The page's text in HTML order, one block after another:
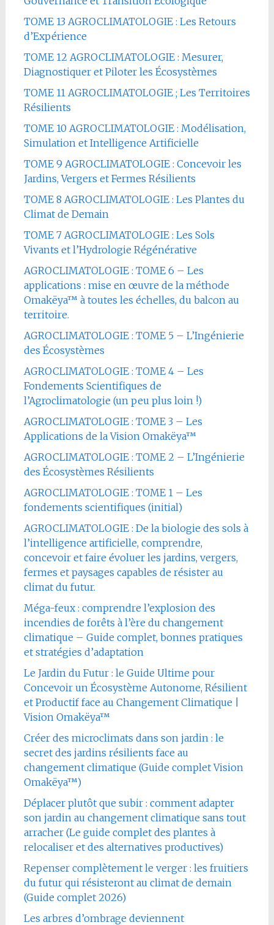
TOME 13 AGROCLIMATOLOGIE : Les Retours
d’Expérience
TOME 12 AGROCLIMATOLOGIE : Mesurer,
Diagnostiquer et Piloter les Écosystèmes
TOME 11 AGROCLIMATOLOGIE ; Les Territoires
Résilients
TOME 10 AGROCLIMATOLOGIE : Modélisation,
Simulation et Intelligence Artificielle
TOME 9 AGROCLIMATOLOGIE : Concevoir les
Jardins, Vergers et Fermes Résilients
TOME 8 AGROCLIMATOLOGIE : Les Plantes du
Climat de Demain
TOME 7 AGROCLIMATOLOGIE : Les Sols
Vivants et l’Hydrologie Régénérative
AGROCLIMATOLOGIE : TOME 6 – Les
applications : mise en œuvre de la méthode
Omakëya™ à toutes les échelles, du balcon au
territoire.
AGROCLIMATOLOGIE : TOME 5 – L’Ingénierie
des Écosystèmes
AGROCLIMATOLOGIE : TOME 4 – Les
Fondements Scientifiques de
l’Agroclimatologie (un peu plus loin !)
AGROCLIMATOLOGIE : TOME 3 – Les
Applications de la Vision Omakëya™
AGROCLIMATOLOGIE : TOME 2 – L’Ingénierie
des Écosystèmes Résilients
AGROCLIMATOLOGIE : TOME 1 – Les
fondements scientifiques (initial)
AGROCLIMATOLOGIE : De la biologie des sols à
l’intelligence artificielle, comprendre,
concevoir et faire évoluer les jardins, vergers,
fermes et paysages capables de résister au
climat du futur.
Méga-feux : comprendre l’explosion des
incendies de forêts à l’ère du changement
climatique – Guide complet, bonnes pratiques
et stratégies d’adaptation
Le Jardin du Futur : le Guide Ultime pour
Concevoir un Écosystème Autonome, Résilient
et Productif face au Changement Climatique |
Vision Omakëya™
Créer des microclimats dans son jardin : le
secret des jardins résilients face au
changement climatique (Guide complet Vision
Omakëya™)
Déplacer plutôt que subir : comment adapter
son jardin au changement climatique sans tout
arracher (Le guide complet des plantes à
relocaliser et des alternatives productives)
Repenser complètement le verger : les fruitiers
du futur qui résisteront au climat de demain
(Guide complet 2026)
Les arbres d’ombrage deviennent